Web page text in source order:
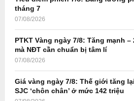
r
tháng 7
07/08/2026
PTKT Vàng ngày 7/8: Tăng mạnh
mà NĐT cần chuẩn bị tâm lí
07/08/2026
Giá vàng ngày 7/8: Thế giới tăng
SJC ‘chôn chân’ ở mức 142 triệu